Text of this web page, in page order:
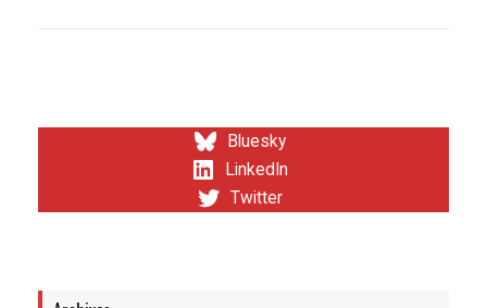
Bluesky
LinkedIn
Twitter